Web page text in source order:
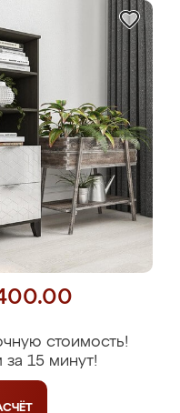
стоимость!
15 минут!